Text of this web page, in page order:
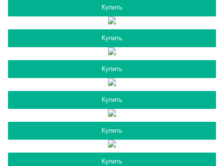
Купить
Купить
Купить
Купить
Купить
Купить